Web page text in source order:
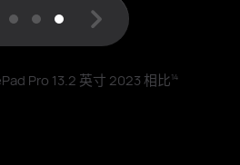
Pro 13.2 英寸 2023 相比14